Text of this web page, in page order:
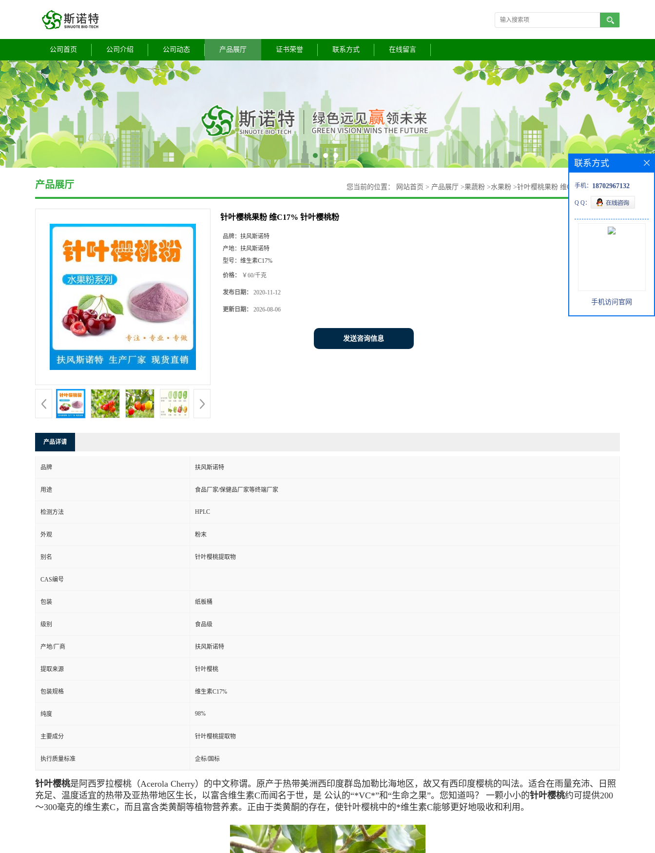
公司首页 公司介绍 公司动态 产品展厅 证书荣誉 联系方式 在线留言
产品展厅 您当前的位置： 网站首页 > 产品展厅 >果蔬粉 >水果粉 >针叶樱桃果粉 维C17% 针叶樱桃粉
针叶樱桃果粉 维C17% 针叶樱桃粉
品牌： 扶风斯诺特
产地： 扶风斯诺特
型号： 维生素C17%
价格： ￥60/千克
发布日期： 2020-11-12
更新日期： 2026-08-06
发送咨询信息
产品详请
品牌 扶风斯诺特
用途 食品厂家/保健品厂家等终端厂家
检测方法 HPLC
外观 粉末
别名 针叶樱桃提取物
CAS编号
包装 纸板桶
级别 食品级
产地/厂商 扶风斯诺特
提取来源 针叶樱桃
包装规格 维生素C17%
纯度 98%
主要成分 针叶樱桃提取物
执行质量标准 企标/国标
针叶樱桃是阿西罗拉樱桃（Acerola Cherry）的中文称谓。原产于热带美洲西印度群岛加勒比海地区，故又有西印度樱桃的叫法。适合在雨量充沛、日照
充足、温度适宜的热带及亚热带地区生长，以富含维生素C而闻名于世，是 公认的“*VC*”和“生命之果”。 您知道吗？ 一颗小小的针叶樱桃约可提供200
～300毫克的维生素C，而且富含类黄酮等植物营养素。正由于类黄酮的存在，使针叶樱桃中的*维生素C能够更好地吸收和利用。
联系方式
手机： 18702967132
Q Q：
手机访问官网